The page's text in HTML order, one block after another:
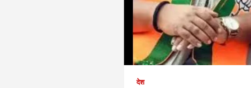
देश